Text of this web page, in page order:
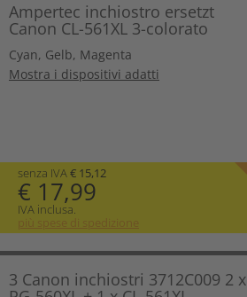
Ampertec inchiostro ersetzt
Canon CL-561XL 3-colorato
Cyan, Gelb, Magenta
Mostra i dispositivi adatti
senza IVA€ 15,12
€ 17,99
IVA inclusa.
più spese di spedizione
3 Canon inchiostri 3712C009 2 x